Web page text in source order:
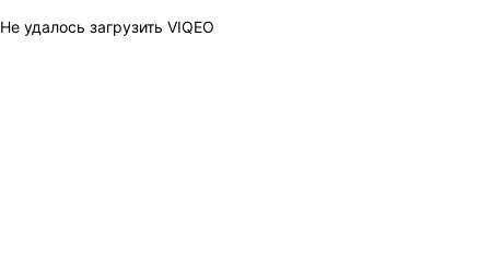
Не удалось загрузить VIQEO